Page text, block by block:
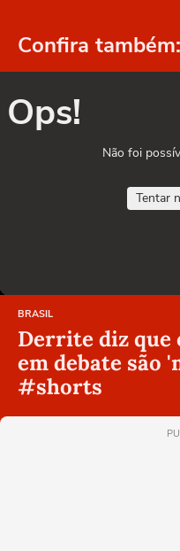
Confira também:
Ops!
Não foi
Tentar
BRASIL
Derrite diz que
em debate são
#shorts